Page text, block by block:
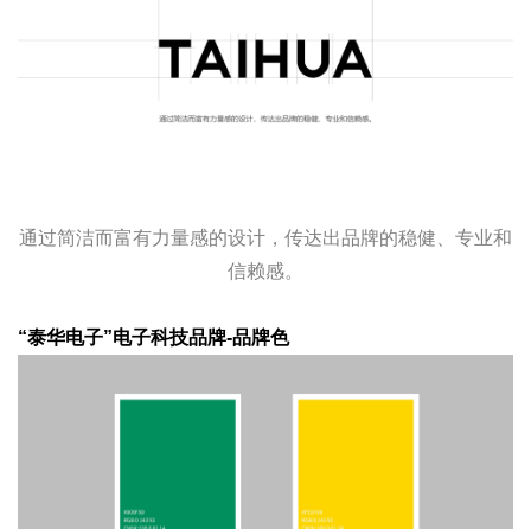
通过简洁而富有力量感的设计，传达出品牌的稳健、专业和
信赖感。
“泰华电子”电子科技品牌-品牌色